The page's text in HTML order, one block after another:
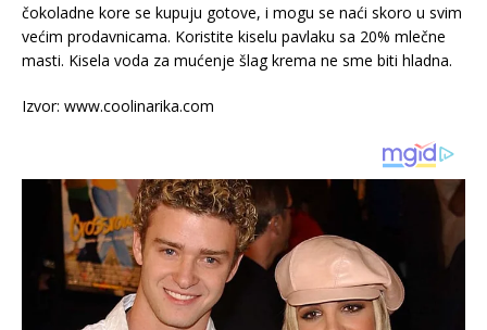
čokoladne kore se kupuju gotove, i mogu se naći skoro u svim
većim prodavnicama. Koristite kiselu pavlaku sa 20% mlečne
masti. Kisela voda za mućenje šlag krema ne sme biti hladna.
Izvor: www.coolinarika.com